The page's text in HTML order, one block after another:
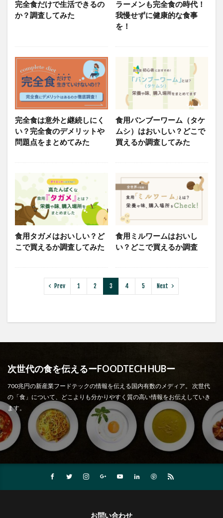
完全食だけで生活できるの
か？調査してみた
ラーメンも完全食の時代！
我慢せずに健康的な食事
を！
完全食は意外と継続しにく
い？完全食のデメリットや
問題点をまとめてみた
食用バンブーワーム（タケ
ムシ）はおいしい？どこで
買えるか調査してみた
食用タガメはおいしい？ど
こで買えるか調査してみた
食用ミルワームはおいし
い？どこで買えるか調査
Prev 1 2 3 4 5 Next
次世代の食を伝えるーFOODTECH HUBー
700兆円の新産業フードテックの情報を伝える国内有数のメディア。 次世代
の「食」について、どこよりも分かりやすく質の高い情報をお伝えしていき
ます。
お問い合わせ